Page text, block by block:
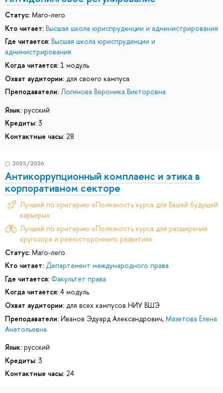
Статус: Маго-лего
Кто читает: Высшая школа юриспруденции и администрирования
Где читается: Высшая школа юриспруденции и
администрирования
Когда читается: 1 модуль
Охват аудитории: для своего кампуса
Преподаватели: Логинова Вероника Викторовна
Язык: русский
Кредиты: 3
Контактные часы: 28
2025/2026
Антикоррупционный комплаенс и этика в
корпоративном секторе
Лучший по критерию «Полезность курса для Вашей будущей
карьеры»
Лучший по критерию «Полезность курса для расширения
кругозора и разностороннего развития»
Статус: Маго-лего
Кто читает: Департамент международного права
Где читается: Факультет права
Когда читается: 4 модуль
Охват аудитории: для всех кампусов НИУ ВШЭ
Преподаватели: Иванов Эдуард Александрович, Мазетова Елена
Анатольевна
Язык: русский
Кредиты: 3
Контактные часы: 24